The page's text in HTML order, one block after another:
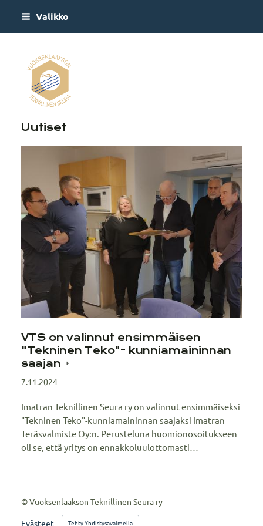
Siirry
Valikko
Vuoksenlaakson
Uutiset
VTS on valinnut ensimmäisen
"Tekninen Teko"- kunniamaininnan
saajan
7.11.2024
Imatran Teknillinen Seura ry on valinnut ensimmäiseksi
"Tekninen Teko"-kunniamaininnan saajaksi Imatran
Teräsvalmiste Oy:n. Perusteluna huomionosoitukseen
oli se, että yritys on ennakkoluulottomasti…
©Vuoksenlaakson Teknillinen Seura ry
Evästeet Tehty Yhdistysavaimella